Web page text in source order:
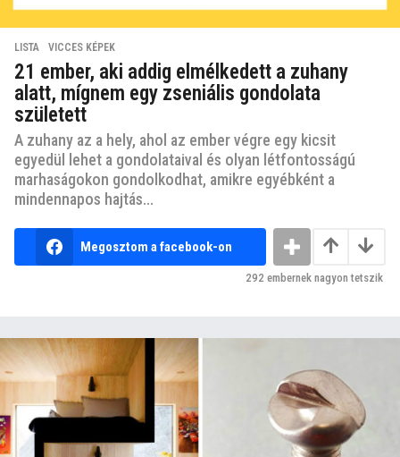
LISTA ,VICCES KÉPEK
21 ember, aki addig elmélkedett a zuhany
alatt, mígnem egy zseniális gondolata
született
A zuhany az a hely, ahol az ember végre egy kicsit
egyedül lehet a gondolataival és olyan létfontosságú
marhaságokon gondolkodhat, amikre egyébként a
mindennapos hajtás...
Megosztom a facebook-on
292 embernek nagyon tetszik